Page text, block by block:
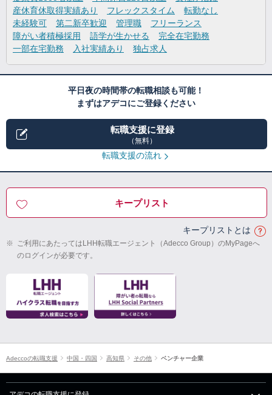
産休育休取得実績あり
フレックスタイム
転勤なし
未経験可
第二新卒歓迎 管理職
フリーランス
障がい者積極採用
語学が生かせる
完全在宅勤務
一部在宅勤務
入社実績あり 独占求人
平日夜の時間帯の転職相談も可能！
まずはアデコにご登録ください
転職支援に登録
（無料）
転職支援の流れ
キープリスト
キープリストとは
※ ご利用にあたってはLHH転職エージェント（Adecco Group）のMyPageへ
のログインが必要です。
Adeccoの転職支援 中国・四国 高知県 その他 ベンチャー企業